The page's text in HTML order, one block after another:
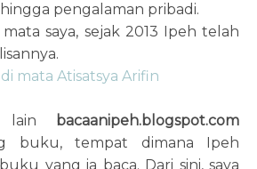
pengalaman pribadi.
saya, sejak 2013 Ipeh telah
mata Atisatsya Arifin
lain bacaanipeh.blogspot.com
buku, tempat dimana Ipeh
yang ia baca. Dari sini, saya